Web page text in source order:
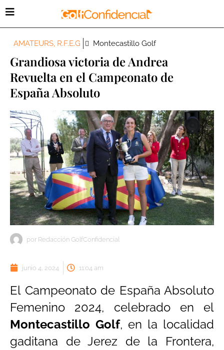
AMATEURS, R.F.E.G Montecastillo Golf
Grandiosa victoria de Andrea
Revuelta en el Campeonato de
España Absoluto
por Redacción GolfConfidencial
junio 4, 2024 11:04 am
El Campeonato de España Absoluto
Femenino 2024, celebrado en el
Montecastillo Golf, en la localidad
gaditana de Jerez de la Frontera,